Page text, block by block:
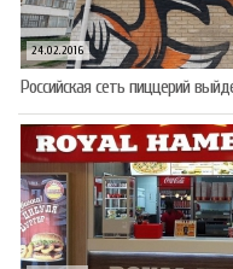
24.02.2016
Российская сеть пиццерий